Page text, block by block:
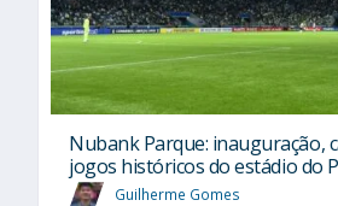
Nubank Parque: inauguração,
jogos históricos do estádio do
Guilherme Gomes